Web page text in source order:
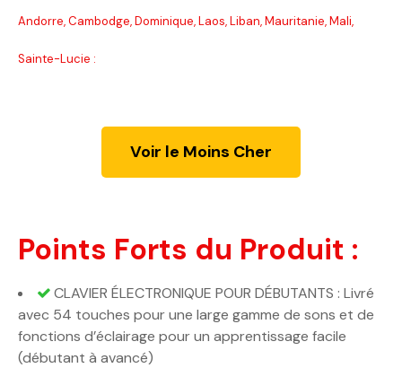
Andorre, Cambodge, Dominique, Laos, Liban, Mauritanie, Mali,
Sainte-Lucie :
Voir le Moins Cher
Points Forts du Produit :
CLAVIER ÉLECTRONIQUE POUR DÉBUTANTS : Livré
avec 54 touches pour une large gamme de sons et de
fonctions d’éclairage pour un apprentissage facile
(débutant à avancé)